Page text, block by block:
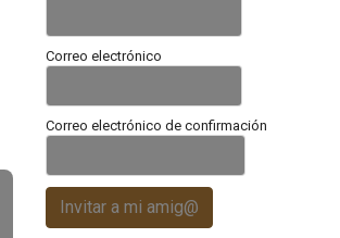
Correo electrónico
Correo electrónico de confirmación
Invitar a mi amig@